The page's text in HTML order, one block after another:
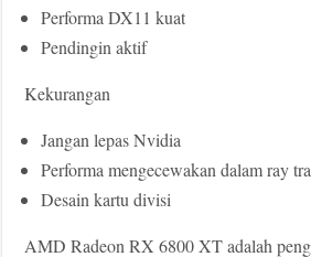
Performa DX11 kuat
Pendingin aktif
Kekurangan
Jangan lepas Nvidia
Performa mengecewakan dalam ray
Desain kartu divisi
AMD Radeon RX 6800 XT adalah